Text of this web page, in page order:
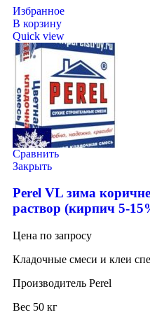
Избранное
В корзину
Quick view
Сравнить
Закрыть
Perel VL зима
раствор (кирпич 5-
Цена по запросу
Кладочные смеси и клеи
Производитель Perel
Вес 50 кг